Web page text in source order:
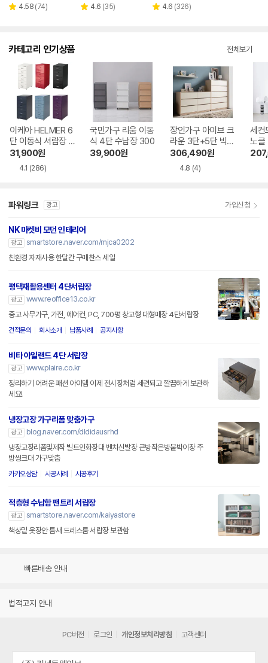
페이
별 4.58 리
(74)
페이
별 4.6 리
(35)
페이
별 4.6 리
(326)
카테고리 인기상품 전체보기
이케아 HELMER 6
단 이동식 서랍장 2
80
31,900원
4.1 (286)
국민가구 리움 이동
식 4단 수납장 300
39,900원
장인가구 아이브 크
라운 3단+5단 빅와
이드 서랍장세트A
2200
306,490원
4.8 (4)
세컨
노클
5단
파워링크 광고 가입신청
NK 마켓비 모던 인테리어
광고 smartstore.naver.com/mjca0202
친환경 자재사용 한달간 구매찬스 세일
평택재활용센터 4단서랍장
광고 www.reoffice13.co.kr
중고 사무가구, 가전, 에어컨, PC, 700평 창고형 대형매장 4단서랍장
견적문의 회사소개 납품사례 공지사항
비타 아일랜드 4단 서랍장
광고 www.plaire.co.kr
정리하기 어려운 패션 아이템 이제 전시장처럼 세련되고 깔끔하게 보관하
세요!
냉장고장 가구리폼 맞춤가구
광고
blog.naver.com/dldidausrhd
냉장고장리폼및제작 빌트인화장대 벤치신발장 큰방작은방붙박이장 주
방씽크대 가구맞춤
카카오상담 시공사례 시공후기
적층형 수납함 팬트리 서랍장
광고 smartstore.naver.com/kaiyastore
책상밑 옷장안 틈새 드레스룸 서랍장 보관함
빠른배송 안내
법적고지 안내
PC버전 로그인 개인정보처리방침 고객센터